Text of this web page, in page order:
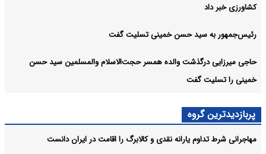
کشاورزی خبر داد
رئیس‌جمهور به سید حسن خمینی تسلیت گفت
حاجی میرزایی درگذشت والده همسر حجت‌الاسلام والمسلمین سید حسن
خمینی را تسلیت گفت
پربازدیدترین گروه
مهاجرانی شرط تداوم یارانه نقدی و کالابرگ را اقامت در ایران دانست